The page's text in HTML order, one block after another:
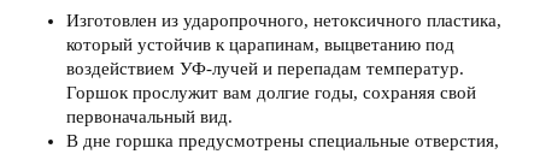
Изготовлен из ударопрочного, нетоксичного пластика,
который устойчив к царапинам, выцветанию под
воздействием УФ-лучей и перепадам температур.
Горшок прослужит вам долгие годы, сохраняя свой
первоначальный вид.
В дне горшка предусмотрены специальные отверстия,